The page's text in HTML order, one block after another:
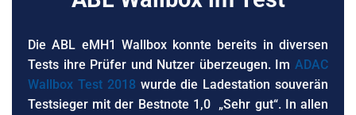
Die ABL eMH1 Wallbox konnte bereits in diversen
Tests ihre Prüfer und Nutzer überzeugen. Im ADAC
Wallbox Test 2018 wurde die Ladestation souverän
Testsieger mit der Bestnote 1,0 „Sehr gut“. In allen